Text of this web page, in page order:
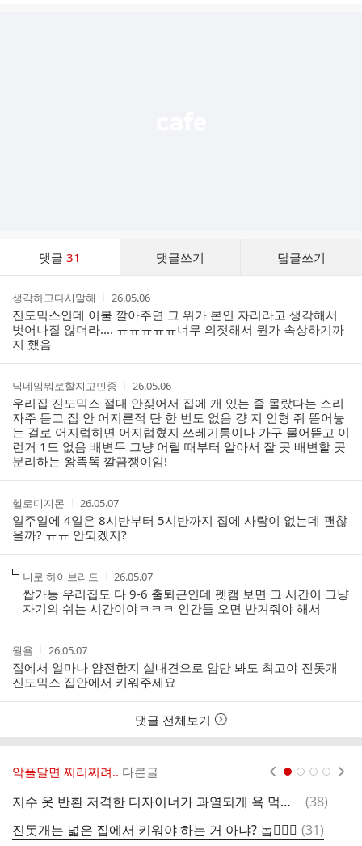
댓글31 댓글쓰기 답글쓰기
작
성
자
생각하고다시말해
작
성
시
간
26.05.06
진도믹스인데 이불 깔아주면 그 위가 본인 자리라고 생각해서
벗어나질 않더라.... ㅠㅠㅠㅠㅠ너무 의젓해서 뭔가 속상하기까
지 했음
작
성
자
닉네임뭐로할지고민중
작
성
시
간
26.05.06
우리집 진도믹스 절대 안짖어서 집에 개 있는 줄 몰랐다는 소리
자주 듣고 집 안 어지른적 단 한 번도 없음 걍 지 인형 줘 뜯어놓
는 걸로 어지럽히면 어지럽혔지 쓰레기통이나 가구 물어뜯고 이
런거 1도 없음 배변두 그냥 어릴 때부터 알아서 잘 곳 배변할 곳
분리하는 왕똑똑 깔끔쟁이임!
작
성
자
헬로디지몬
작
성
시
간
26.05.07
일주일에 4일은 8시반부터 5시반까지 집에 사람이 없는데 괜찮
을까? ㅠㅠ 안되겠지?
작
성
자
니로 하이브리드
작
성
시
간
26.05.07
쌉가능 우리집도 다 9-6 출퇴근인데 펫캠 보면 그 시간이 그냥
자기의 쉬는 시간이야ㅋㅋㅋ 인간들 오면 반겨줘야 해서
작
성
자
월욜
작
성
시
간
26.05.07
집에서 얼마나 얌전한지 실내견으로 암만 봐도 최고야 진돗개
진도믹스 집안에서 키워주세요
댓글 전체보기
악플달면 쩌리쩌려.. 다른글
지수 옷 반환 저격한 디자이너가 과열되게 욕 먹는게 좀 의아한 이유(스압 주의)
댓
(38)
진돗개는 넓은 집에서 키워야 하는 거 아냐? 놉🙅🏻‍♀️ 댓
(31)